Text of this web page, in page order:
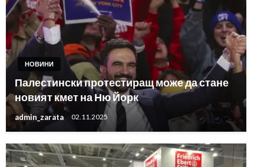
НОВИНИ
Палестински протестиращ може да стане
новият кмет на Ню Йорк
admin_zarata 02.11.2025